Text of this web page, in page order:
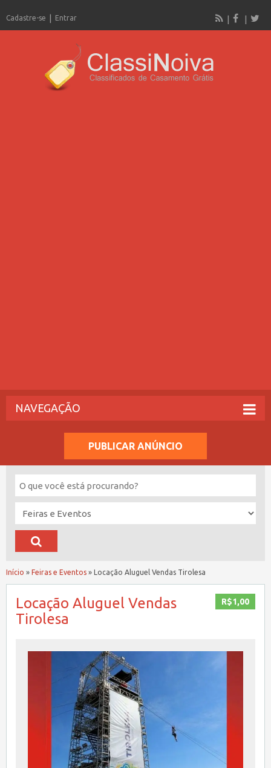
Cadastre-se Entrar
NAVEGAÇÃO
PUBLICAR ANÚNCIO
Início » Feiras e Eventos » Locação Aluguel Vendas Tirolesa
R$1,00
Locação Aluguel Vendas
Tirolesa